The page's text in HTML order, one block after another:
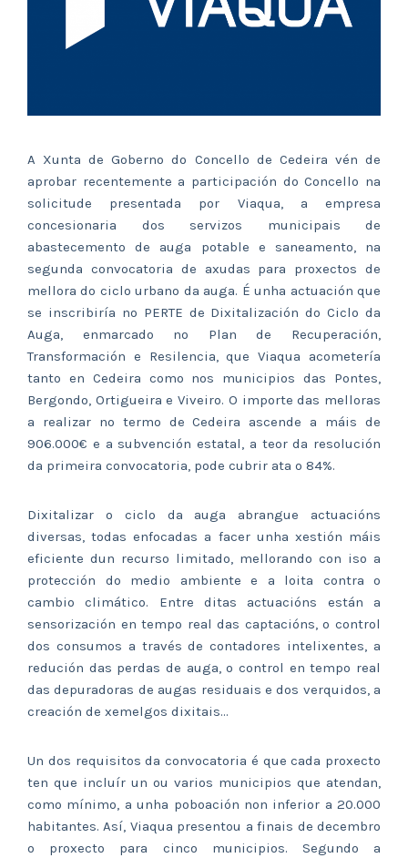
A Xunta de Goberno do Concello de Cedeira vén de
aprobar recentemente a participación do Concello na
solicitude presentada por Viaqua, a empresa
concesionaria dos servizos municipais de
abastecemento de auga potable e saneamento, na
segunda convocatoria de axudas para proxectos de
mellora do ciclo urbano da auga. É unha actuación que
se inscribiría no PERTE de Dixitalización do Ciclo da
Auga, enmarcado no Plan de Recuperación,
Transformación e Resilencia, que Viaqua acometería
tanto en Cedeira como nos municipios das Pontes,
Bergondo, Ortigueira e Viveiro. O importe das melloras
a realizar no termo de Cedeira ascende a máis de
906.000€ e a subvención estatal, a teor da resolución
da primeira convocatoria, pode cubrir ata o 84%.
Dixitalizar o ciclo da auga abrangue actuacións
diversas, todas enfocadas a facer unha xestión máis
eficiente dun recurso limitado, mellorando con iso a
protección do medio ambiente e a loita contra o
cambio climático. Entre ditas actuacións están a
sensorización en tempo real das captacións, o control
dos consumos a través de contadores intelixentes, a
redución das perdas de auga, o control en tempo real
das depuradoras de augas residuais e dos verquidos, a
creación de xemelgos dixitais…
Un dos requisitos da convocatoria é que cada proxecto
ten que incluír un ou varios municipios que atendan,
como mínimo, a unha poboación non inferior a 20.000
habitantes. Así, Viaqua presentou a finais de decembro
o proxecto para cinco municipios. Segundo a